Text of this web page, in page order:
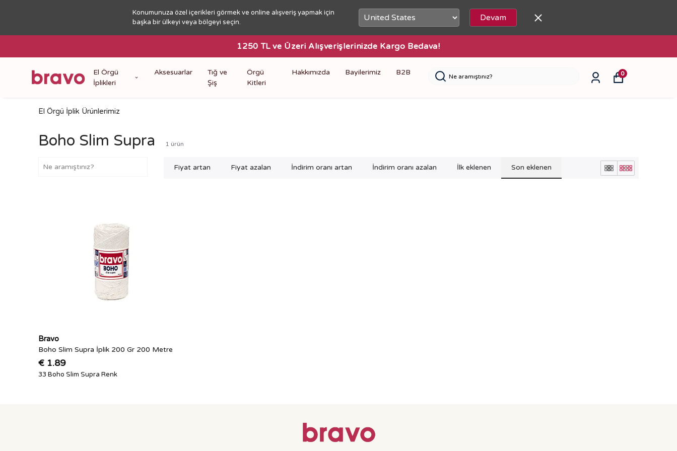
Konumunuza özel içerikleri görmek ve online alışveriş yapmak için
başka bir ülkeyi veya bölgeyi seçin.
Devam
1250 TL ve Üzeri Alışverişlerinizde Kargo Bedava!
El Örgü
İplikleri
Aksesuarlar
Tığ ve
Şiş
Örgü
Kitleri
Hakkımızda Bayilerimiz B2B 0
El Örgü İplik Ürünlerimiz
Boho Slim Supra 1 ürün
Fiyat artan Fiyat azalan İndirim oranı artan İndirim oranı azalan İlk eklenen Son eklenen
Bravo
Boho Slim Supra İplik 200 Gr 200 Metre
€ 1.89
33 Boho Slim Supra Renk